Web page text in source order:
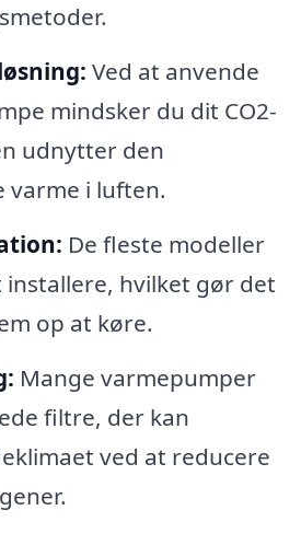
Ved at anvende
mindsker du dit CO2-
udnytter den
varme i luften.
De fleste modeller
hvilket gør det
op at køre.
Mange varmepumper
filtre, der kan
ved at reducere